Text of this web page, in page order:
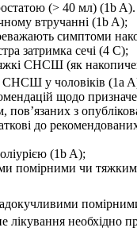
(> 40 мл) (1b
втручанні (1b A);
симптоми
затримка сечі (4 С);
СНСШ (як
СНСШ у чоловіків (1a
щодо
пов’язаних з
до
(1b A);
помірними чи
необхідно